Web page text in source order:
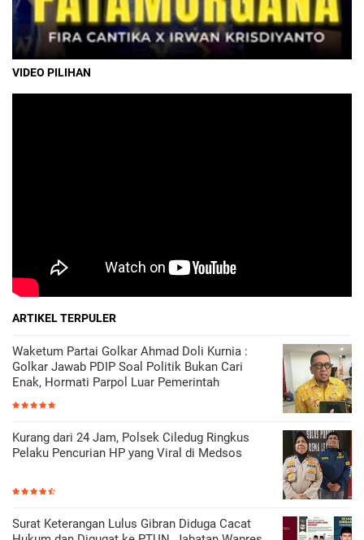
VIDEO PILIHAN
ARTIKEL TERPULER
Waketum Partai Golkar Ahmad Doli Kurnia :
Golkar Jawab PDIP Soal Politik Bukan Cari
Enak, Hormati Parpol Luar Pemerintah
Kurang dari 24 Jam, Polsek Ciledug Ringkus
Pelaku Pencurian HP yang Viral di Medsos
Surat Keterangan Lulus Gibran Diduga Cacat